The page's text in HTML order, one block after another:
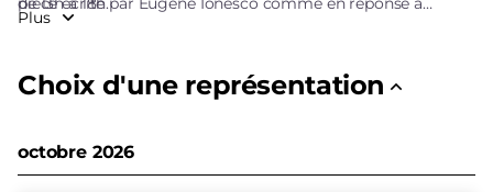
Shakespeare, et offre une réflexion salutaire et éclairante sur
vaudeville sans oublier le conte de fées, Eugène Ionesco
interroge nos pulsions, nos frustrations et nos mesquineries.
chemin d’une étrange sorcière prophétique. Dès lors,
méfiance et calculs empoisonnent leur relation et les loyaux
Plus
Choix d'une représentation
octobre 2026